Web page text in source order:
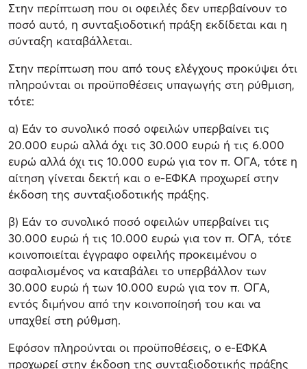
Στην περίπτωση που οι οφειλές δεν υπερβαίνουν το
ποσό αυτό, η συνταξιοδοτική πράξη εκδίδεται και η
σύνταξη καταβάλλεται.
Στην περίπτωση που από τους ελέγχους προκύψει ότι
πληρούνται οι προϋποθέσεις υπαγωγής στη ρύθμιση,
τότε:
α) Εάν το συνολικό ποσό οφειλών υπερβαίνει τις
20.000 ευρώ αλλά όχι τις 30.000 ευρώ ή τις 6.000
ευρώ αλλά όχι τις 10.000 ευρώ για τον π. ΟΓΑ, τότε η
αίτηση γίνεται δεκτή και ο e-ΕΦΚΑ προχωρεί στην
έκδοση της συνταξιοδοτικής πράξης.
β) Εάν το συνολικό ποσό οφειλών υπερβαίνει τις
30.000 ευρώ ή τις 10.000 ευρώ για τον π. ΟΓΑ, τότε
κοινοποιείται έγγραφο οφειλής προκειμένου ο
ασφαλισμένος να καταβάλει το υπερβάλλον των
30.000 ευρώ ή των 10.000 ευρώ για τον π. ΟΓΑ,
εντός διμήνου από την κοινοποίησή του και να
υπαχθεί στη ρύθμση.
Εφόσον πληρούνται οι προϋποθέσεις, ο e-ΕΦΚΑ
προχωρεί στην έκδοση της συνταξιοδοτικής πράξης